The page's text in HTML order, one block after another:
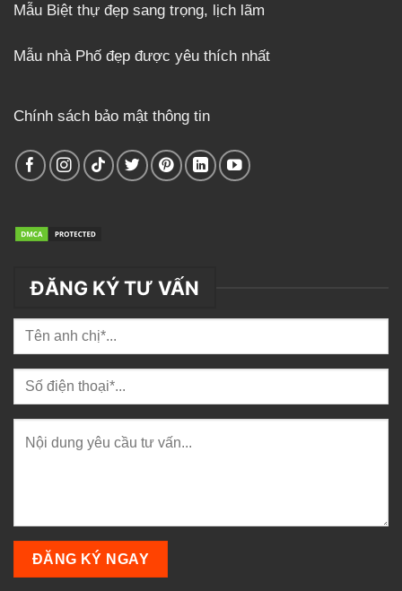
Mẫu Biệt thự đẹp sang trọng, lịch lãm
Mẫu nhà Phố đẹp được yêu thích nhất
Chính sách bảo mật thông tin
ĐĂNG KÝ TƯ VẤN